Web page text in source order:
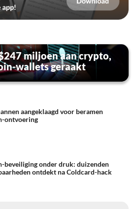
miljoen aan crypto,
wallets geraakt
aangeklaagd voor beramen
ontvoering
beveiliging onder druk: duizenden
ontdekt na Coldcard-hack